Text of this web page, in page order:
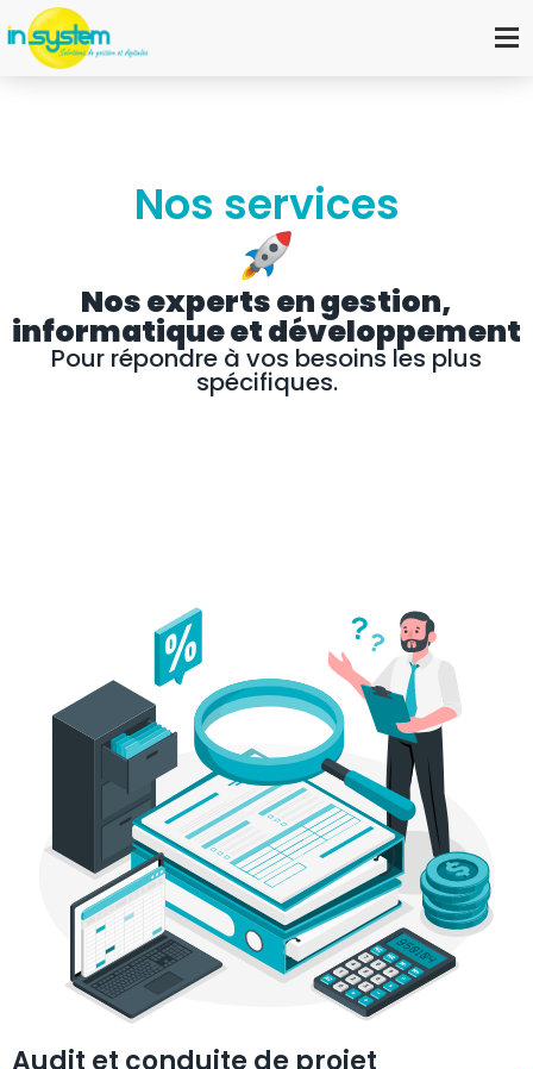
Nos services
Nos experts en gestion,
informatique et développement
Pour répondre à vos besoins les plus
spécifiques.
Audit et conduite de projet